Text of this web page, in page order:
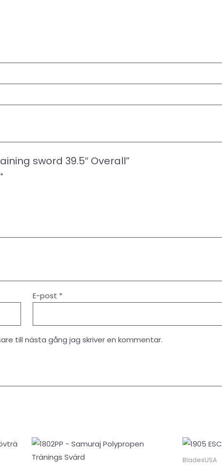
sword 39.5″ Overall”
*
E-post *
till nästa gång jag skriver en kommentar.
BladesUSA